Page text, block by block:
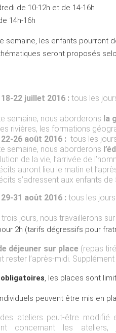
de 10-12h et de 14-16h
14h-16h
semaine, les enfants pourront
seront proposés
22 juillet 2016 : tous les
semaine, nous aborderons la
rivières, les formations
26 août 2016 : tous les
semaine, nous aborderons
de la vie, l’arrivée de
auront lieu le matin et
s’adressent aux enfants de
31 août 2016 : tous les
jours, nous travaillerons
2h (tarifs dégressifs pour
déjeuner sur place (repas
rester l’après-midi.
, les places sont
peuvent être mis en
ateliers peut-être
concernant les